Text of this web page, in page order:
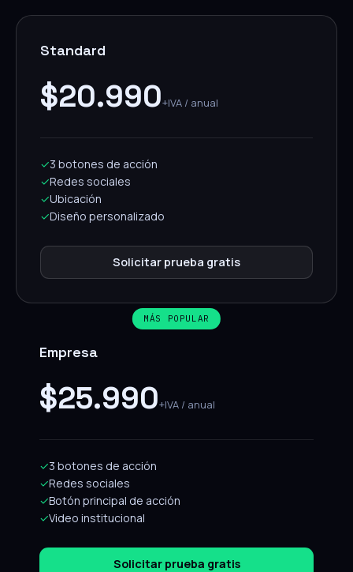
Standard
$20.990+IVA / anual
✓3 botones de acción
✓Redes sociales
✓Ubicación
✓Diseño personalizado
Solicitar prueba gratis
MÁS POPULAR
Empresa
$25.990+IVA / anual
✓3 botones de acción
✓Redes sociales
✓Botón principal de acción
✓Video institucional
Solicitar prueba gratis